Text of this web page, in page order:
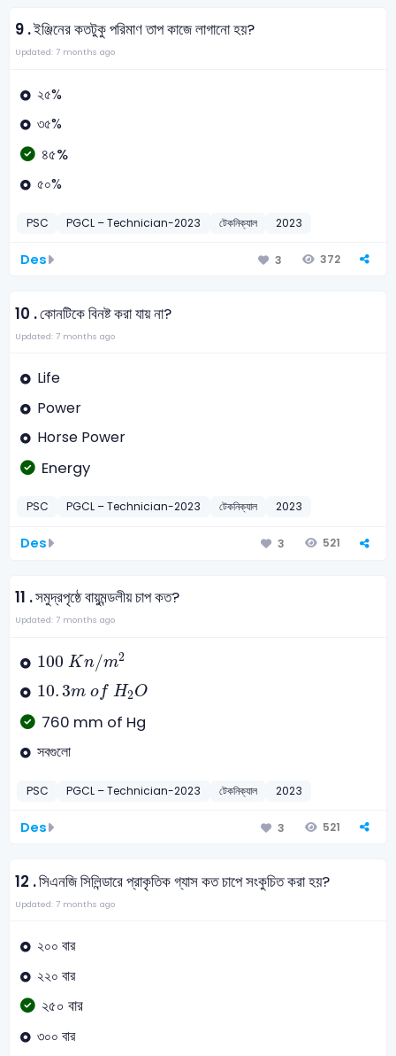
9 .ইঞ্জিনের কতটুকু পরিমাণ তাপ কাজে লাগানো হয়?
Updated: 7 months ago
২৫%
৩৫%
৪৫%
৫০%
PSC PGCL – Technician-2023 টেকনিক্যাল 2023
Des 3 372
10 .কোনটিকে বিনষ্ট করা যায় না?
Updated: 7 months ago
Life
Power
Horse Power
Energy
PSC PGCL – Technician-2023 টেকনিক্যাল 2023
Des 3 521
11 .সমুদ্রপৃষ্ঠে বায়ুমন্ডলীয় চাপ কত?
Updated: 7 months ago
100 Kn/m2
100 Kn m 2
10. 3m of H2O
10. 3m of H2O
760 mm of Hg
সবগুলো
PSC PGCL – Technician-2023 টেকনিক্যাল 2023
Des 3 521
12 .সিএনজি সিলিন্ডারে প্রাকৃতিক গ্যাস কত চাপে সংকুচিত করা হয়?
Updated: 7 months ago
২০০ বার
২২০ বার
২৫০ বার
৩০০ বার